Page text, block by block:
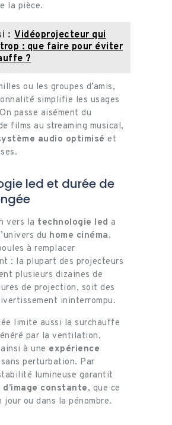
la pièce.
: Vidéoprojecteur qui
: que faire pour éviter
?
ou les groupes d’amis,
simplifie les usages
passe aisément du
films au streaming musical,
audio optimisé et
led et durée de
vers la technologie led a
du home cinéma.
à remplacer
: la plupart des projecteurs
plusieurs dizaines de
de projection, soit des
ininterrompu.
limite aussi la surchauffe
par la ventilation,
à une expérience
perturbation. Par
lumineuse garantit
constante, que ce
ou dans la pénombre.